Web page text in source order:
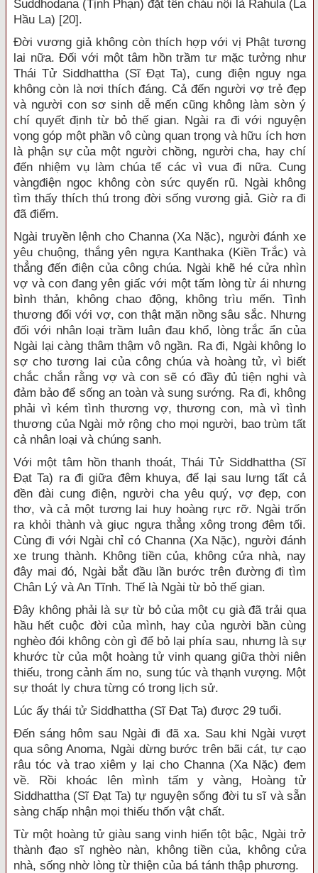
Suddhodana (Tịnh Phạn) đặt tên cháu nội là Rahula (La
Hầu La) [20].
Đời vương giả không còn thích hợp với vị Phật tương
lai nữa. Đối với một tâm hồn trầm tư mặc tưởng như
Thái Tử Siddhattha (Sĩ Đạt Ta), cung điện nguy nga
không còn là nơi thích đáng. Cả đến người vợ trẻ đẹp
và người con sơ sinh dễ mến cũng không làm sờn ý
chí quyết định từ bỏ thế gian. Ngài ra đi với nguyện
vọng góp một phần vô cùng quan trọng và hữu ích hơn
là phận sự của một người chồng, người cha, hay chí
đến nhiệm vụ làm chúa tể các vì vua đi nữa. Cung
vàngđiện ngọc không còn sức quyến rũ. Ngài không
tìm thấy thích thú trong đời sống vương giả. Giờ ra đi
đã điểm.
Ngài truyền lệnh cho Channa (Xa Nặc), người đánh xe
yêu chuộng, thắng yên ngựa Kanthaka (Kiền Trắc) và
thẳng đến điện của công chúa. Ngài khẽ hé cửa nhìn
vợ và con đang yên giấc với một tấm lòng từ ái nhưng
bình thản, không chao động, không trìu mến. Tình
thương đối với vợ, con thật mặn nồng sâu sắc. Nhưng
đối với nhân loại trầm luân đau khổ, lòng trắc ẩn của
Ngài lại càng thâm thậm vô ngần. Ra đi, Ngài không lo
sợ cho tương lai của công chúa và hoàng tử, vì biết
chắc chắn rằng vợ và con sẽ có đầy đủ tiện nghi và
đảm bảo để sống an toàn và sung sướng. Ra đi, không
phải vì kém tình thương vợ, thương con, mà vì tình
thương của Ngài mở rộng cho mọi người, bao trùm tất
cả nhân loại và chúng sanh.
Với một tâm hồn thanh thoát, Thái Tử Siddhattha (Sĩ
Đạt Ta) ra đi giữa đêm khuya, để lại sau lưng tất cả
đền đài cung điện, người cha yêu quý, vợ đẹp, con
thơ, và cả một tương lai huy hoàng rực rỡ. Ngài trốn
ra khỏi thành và giục ngựa thẳng xông trong đêm tối.
Cùng đi với Ngài chỉ có Channa (Xa Nặc), người đánh
xe trung thành. Không tiền của, không cửa nhà, nay
đây mai đó, Ngài bắt đầu lần bước trên đường đi tìm
Chân Lý và An Tĩnh. Thế là Ngài từ bỏ thế gian.
Đây không phải là sự từ bỏ của một cụ già đã trải qua
hầu hết cuộc đời của mình, hay của người bần cùng
nghèo đói không còn gì để bỏ lại phía sau, nhưng là sự
khước từ của một hoàng tử vinh quang giữa thời niên
thiếu, trong cảnh ấm no, sung túc và thạnh vượng. Một
sự thoát ly chưa từng có trong lịch sử.
Lúc ấy thái tử Siddhattha (Sĩ Đạt Ta) được 29 tuổi.
Đến sáng hôm sau Ngài đi đã xa. Sau khi Ngài vượt
qua sông Anoma, Ngài dừng bước trên bãi cát, tự cạo
râu tóc và trao xiêm y lại cho Channa (Xa Nặc) đem
về. Rồi khoác lên mình tấm y vàng, Hoàng tử
Siddhattha (Sĩ Đạt Ta) tự nguyện sống đời tu sĩ và sẵn
sàng chấp nhận mọi thiếu thốn vật chất.
Từ một hoàng tử giàu sang vinh hiển tột bậc, Ngài trở
thành đạo sĩ nghèo nàn, không tiền của, không cửa
nhà, sống nhờ lòng từ thiện của bá tánh thập phương.